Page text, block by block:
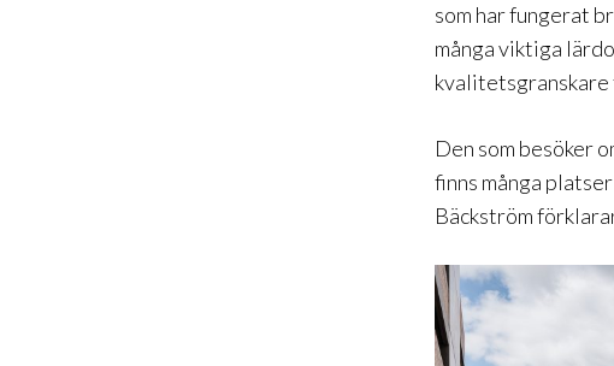
som har fungerat
många viktiga
kvalitetsgranskare
Den som besöker
finns många
Bäckström